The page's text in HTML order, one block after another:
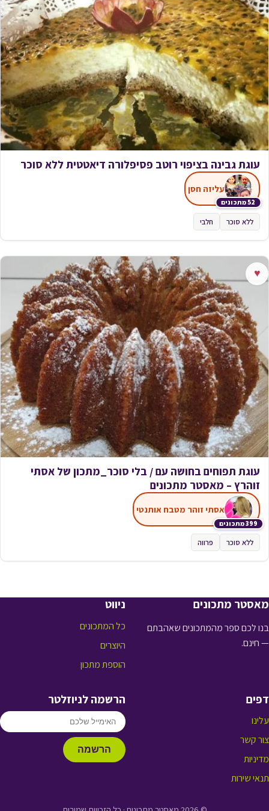
עוגת גבינה בציפוי רוטב פסיפלורה דיאטטית ללא סוכר
52 מתכונים
עליזה חסן
ללא סוכר חלבי
♥
עוגת תפוחים בחושה עם / בלי סוכר_מתכון של אסתי
זוהרץ – מאסטר מתכונים
399 מתכונים
אסתי זוהר מטבח אותנטי
ללא סוכר פרווה
מאסטר מתכונים
בנו לכם ספר מהמתכונים שאהבתם
— חינם.
ניווט
כל המתכונים
היוצרים
הוספת מתכון
דפים
עלינו
צור קשר
מדיניות
תנאי שירות
הרשמה לניוזלטר
הרשמה